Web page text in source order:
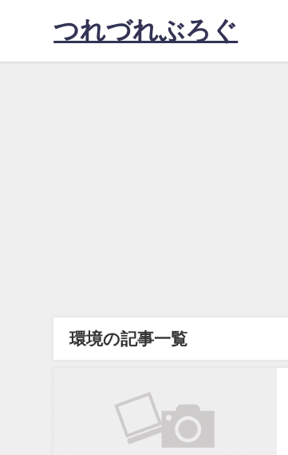
つれづれぶろぐ
環境の記事一覧